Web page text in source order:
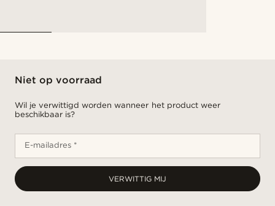
Niet op voorraad
Wil je verwittigd worden wanneer het product weer
beschikbaar is?
E-mailadres *
VERWITTIG MIJ